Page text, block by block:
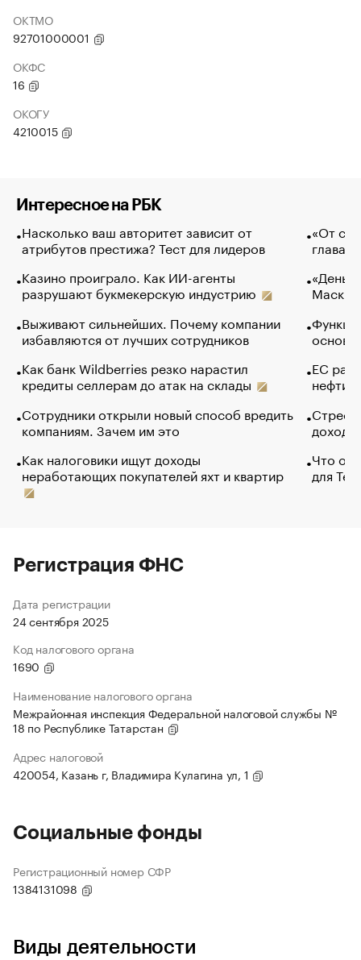
ОКТМО
92701000001
ОКФС
16
ОКОГУ
4210015
Интересное на РБК
Насколько ваш авторитет зависит от
атрибутов престижа? Тест для лидеров
Казино проиграло. Как ИИ-агенты
разрушают букмекерскую индустрию
Выживают сильнейших. Почему компании
избавляются от лучших сотрудников
Как банк Wildberries резко нарастил
кредиты селлерам до атак на склады
Сотрудники открыли новый способ вредить
компаниям. Зачем им это
Как налоговики ищут доходы
неработающих покупателей яхт и квартир
«От
глава
Маск в
основ
ЕС
нефти
Что
для
Регистрация ФНС
Дата регистрации
24 сентября 2025
Код налогового органа
1690
Наименование налогового органа
Межрайонная инспекция Федеральной налоговой службы №
18 по Республике Татарстан
Адрес налоговой
420054, Казань г, Владимира Кулагина ул, 1
Социальные фонды
Регистрационный номер СФР
1384131098
Виды деятельности